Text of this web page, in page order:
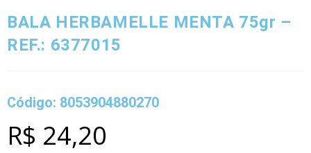
BALA HERBAMELLE MENTA 75gr –
REF.: 6377015
Código: 8053904880270
R$ 24,20